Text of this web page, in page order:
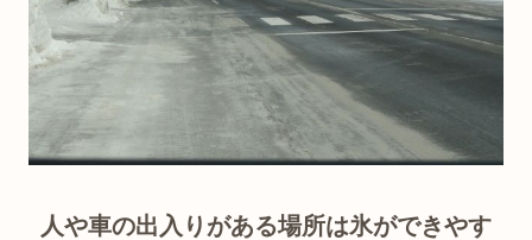
人や車の出入りがある場所は氷ができやす